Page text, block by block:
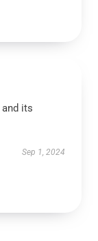
its
Sep 1, 2024